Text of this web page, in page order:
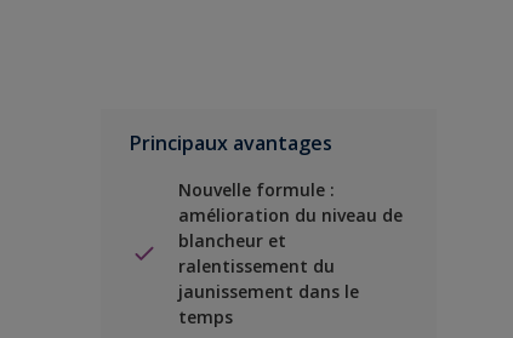
Principaux avantages
Nouvelle formule :
amélioration du niveau de
blancheur et
ralentissement du
jaunissement dans le
temps